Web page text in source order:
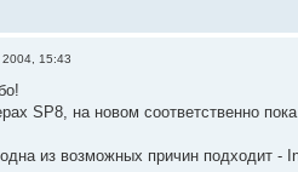
15:43
SP8, на новом соответственно пока
из возможных причин подходит -